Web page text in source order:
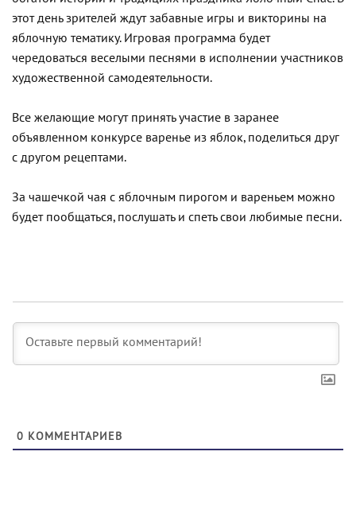
этот день зрителей ждут забавные игры и викторины на
яблочную тематику. Игровая программа будет
чередоваться веселыми песнями в исполнении участников
художественной самодеятельности.
Все желающие могут принять участие в заранее
объявленном конкурсе варенье из яблок, поделиться друг
с другом рецептами.
За чашечкой чая с яблочным пирогом и вареньем можно
будет пообщаться, послушать и спеть свои любимые песни.
0 КОММЕНТАРИЕВ